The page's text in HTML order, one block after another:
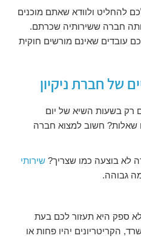
להחליט ולוודא שאתם מוכנים
חברה ששירותיה שכרתם.
עובדים שאינם מורשים חוקית
של חברת ניקיון
רק בשעות השיא של יום
שאלות? חשוב למצוא חברה
לא בוצעה כמו שצריך?שירותי
גבוהה.
ספק היא תעזור לכם בעת
הקריטריונים יהיו פחות או